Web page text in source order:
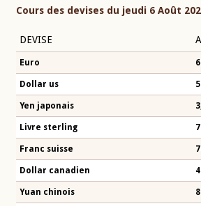
Cours des devises du jeudi 6 Août
DEVISE
Euro
Dollar us
Yen japonais
Livre sterling
Franc suisse
Dollar canadien
Yuan chinois